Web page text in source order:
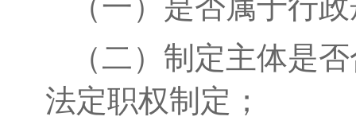
（二）制定主体是
法定职权制定；